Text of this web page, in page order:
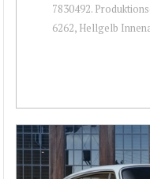
7830492.
6262, Hellgelb